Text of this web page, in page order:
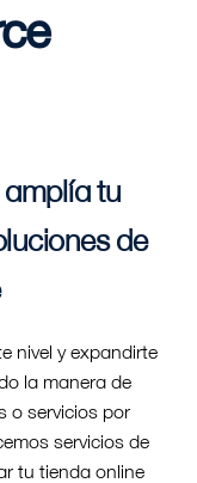
tu
de
nivel y expandirte
la manera de
o servicios por
servicios de
tu tienda online